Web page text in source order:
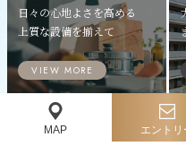
日々の心地よさを高める
上質な設備を揃えて
VIEW MORE
image photo
MAP エントリ